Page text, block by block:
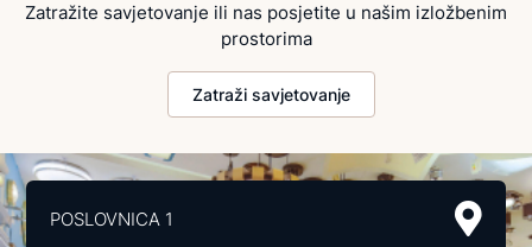
Zatražite savjetovanje ili nas posjetite u našim izložbenim
prostorima
Zatraži savjetovanje
POSLOVNICA 1